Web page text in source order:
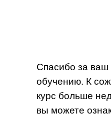
Спасибо за ваш
обучению. К
курс больше
вы можете